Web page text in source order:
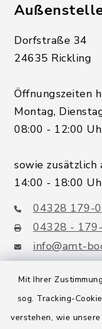
Mit Ihrer
sog. Tracking-
verstehen, wie
Dorfstraße 34
24635 Rickling
Öffnungszeiten
Montag,
08:00 - 12:00
sowie zusätzlich
14:00 - 18:00
04328 179-0
04328 -
info@amt-
Quicklinks